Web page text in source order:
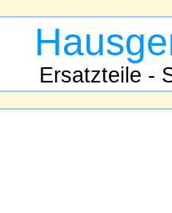
Ersatzteile -